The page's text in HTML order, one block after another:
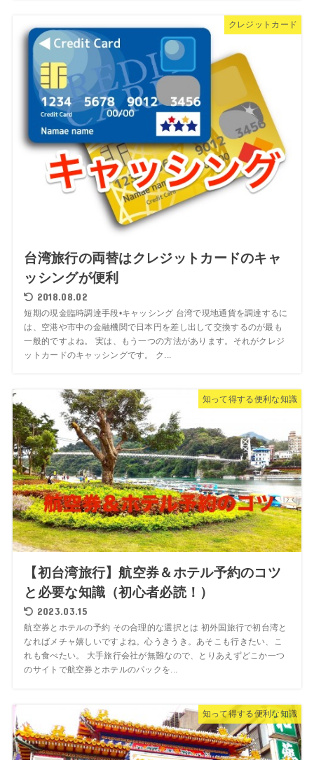
クレジットカード
台湾旅行の両替はクレジットカードのキャ
ッシングが便利
2018.08.02
短期の現金臨時調達手段•キャッシング 台湾で現地通貨を調達するに
は、空港や市中の金融機関で日本円を差し出して交換するのが最も
一般的ですよね。 実は、もう一つの方法があります。それがクレジ
ットカードのキャッシングです。 ク...
知って得する便利な知識
【初台湾旅行】航空券＆ホテル予約のコツ
と必要な知識（初心者必読！）
2023.03.15
航空券とホテルの予約 その合理的な選択とは 初外国旅行で初台湾と
なればメチャ嬉しいですよね。心うきうき。あそこも行きたい、こ
れも食べたい。 大手旅行会社が無難なので、とりあえずどこか一つ
のサイトで航空券とホテルのパックを...
知って得する便利な知識